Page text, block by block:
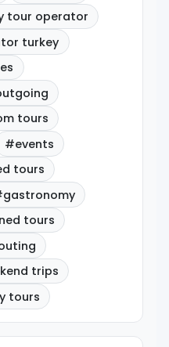
tour operator
turkey
tours
#events
tours
tours
trips
tours